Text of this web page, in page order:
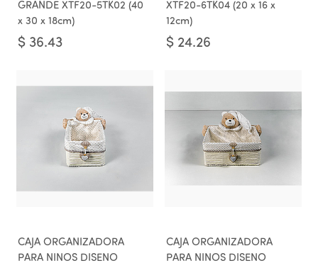
GRANDE XTF20-5TK02 (40
x 30 x 18cm)
$ 36.43
XTF20-6TK04 (20 x 16 x
12cm)
$ 24.26
CAJA ORGANIZADORA
PARA NINOS DISENO
CAJA ORGANIZADORA
PARA NINOS DISENO